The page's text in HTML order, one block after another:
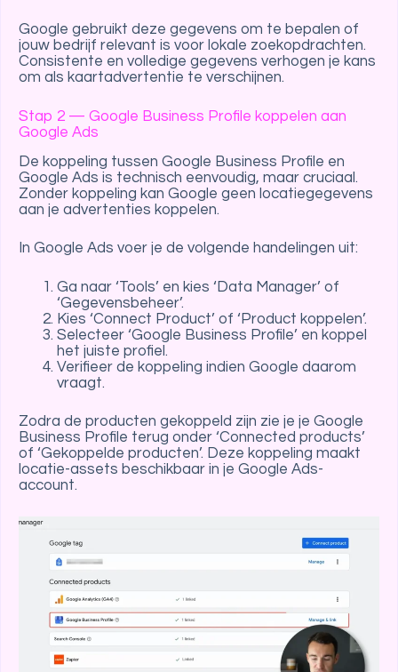
Google gebruikt deze gegevens om te bepalen of
jouw bedrijf relevant is voor lokale zoekopdrachten.
Consistente en volledige gegevens verhogen je kans
om als kaartadvertentie te verschijnen.
Stap 2 — Google Business Profile koppelen aan
Google Ads
De koppeling tussen Google Business Profile en
Google Ads is technisch eenvoudig, maar cruciaal.
Zonder koppeling kan Google geen locatiegegevens
aan je advertenties koppelen.
In Google Ads voer je de volgende handelingen uit:
Ga naar ‘Tools’ en kies ‘Data Manager’ of
‘Gegevensbeheer’.
Kies ‘Connect Product’ of ‘Product koppelen’.
Selecteer ‘Google Business Profile’ en koppel
het juiste profiel.
Verifieer de koppeling indien Google daarom
vraagt.
Zodra de producten gekoppeld zijn zie je je Google
Business Profile terug onder ‘Connected products’
of ‘Gekoppelde producten’. Deze koppeling maakt
locatie-assets beschikbaar in je Google Ads-
account.